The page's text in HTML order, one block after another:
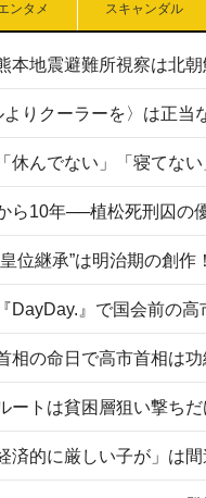
ンタメ スキャンダル